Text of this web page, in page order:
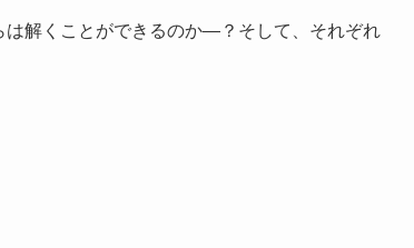
解くことができるのか―？そして、それぞれ